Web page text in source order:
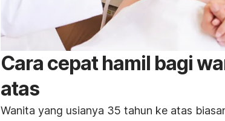
Cara cepat hamil bagi
atas
Wanita yang usianya 35 tahun ke atas